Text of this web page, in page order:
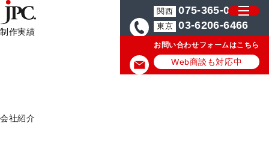
制作実績
会社紹介
関西 075-365-0571
東京 03-6206-6466
お問い合わせフォームはこちら
Web商談も対応中
カタログ制作・パンフレットデザイン会社はJPC 業界制作の実績/事例